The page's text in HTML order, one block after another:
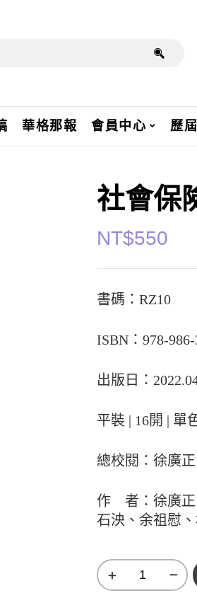
華格那報 會員中心 歷
社會保
NT$550
書碼：RZ10
ISBN：978-
出版日：
平裝 | 16開 | 單
總校閱：徐廣正
作 者：徐廣正
石泱、余祖慰